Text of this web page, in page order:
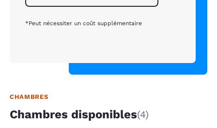
*Peut nécessiter un coût supplémentaire
CHAMBRES
Chambres disponibles(4)